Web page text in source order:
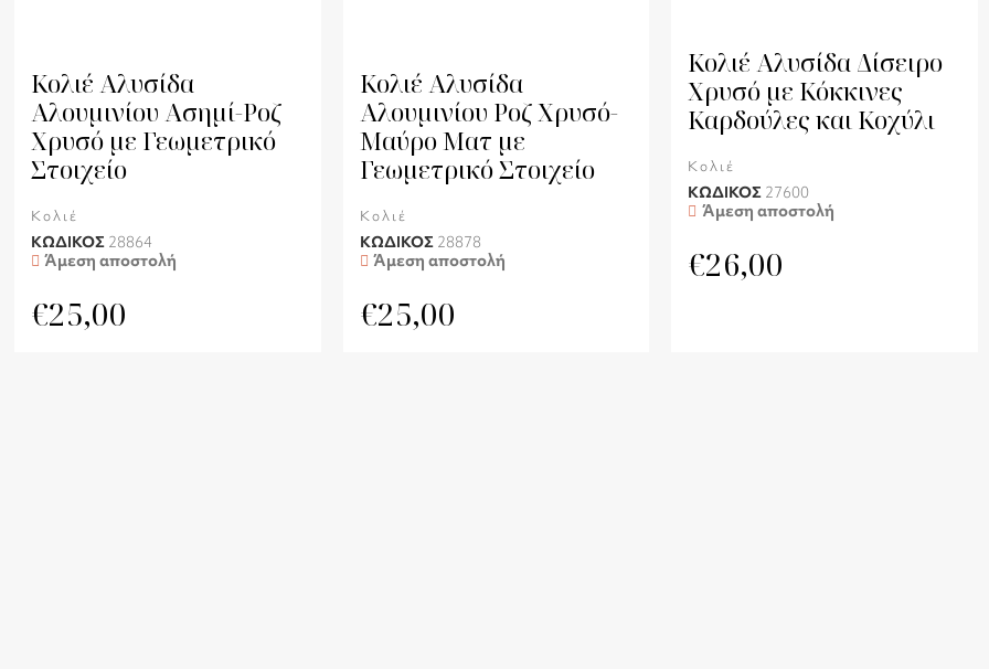
Κολιέ Αλυσίδα
Αλουμινίου Ασημί-Ροζ
Χρυσό με Γεωμετρικό
Στοιχείο
Κολιέ
ΚΩΔΙΚΟΣ 28864
Άμεση αποστολή
€25,00
Κολιέ Αλυσίδα
Αλουμινίου Ροζ Χρυσό-
Μαύρο Ματ με
Γεωμετρικό Στοιχείο
Κολιέ
ΚΩΔΙΚΟΣ 28878
Άμεση αποστολή
€25,00
Κολιέ Αλυσίδα Δίσειρο
Χρυσό με Κόκκινες
Καρδούλες και Κοχύλι
Κολιέ
ΚΩΔΙΚΟΣ 27600
Άμεση αποστολή
€26,00